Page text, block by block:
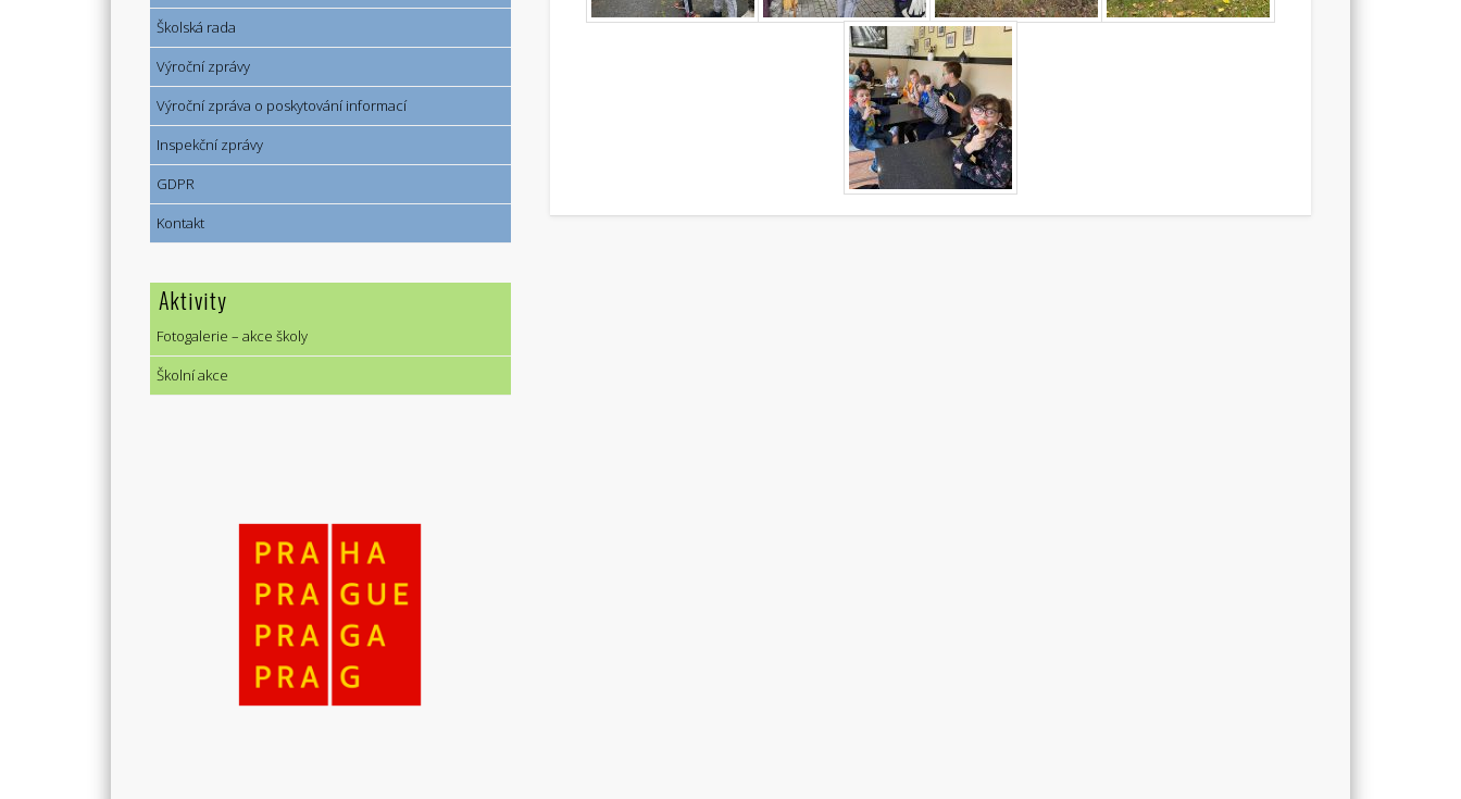
Školská rada
Výroční zprávy
Výroční zpráva o poskytování informací
Inspekční zprávy
GDPR
Kontakt
Aktivity
Fotogalerie – akce školy
Školní akce